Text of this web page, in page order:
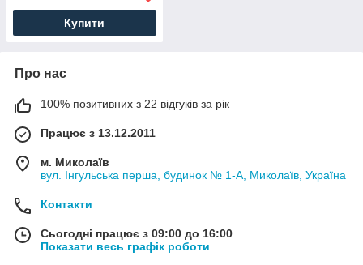
Купити
Про нас
100% позитивних з 22 відгуків за рік
Працює з 13.12.2011
м. Миколаїв
вул. Інгульська перша, будинок № 1-А, Миколаїв, Україна
Контакти
Сьогодні працює з 09:00 до 16:00
Показати весь графік роботи